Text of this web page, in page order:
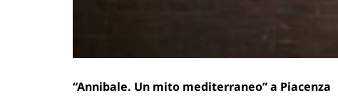
“Annibale. Un mito mediterraneo” a Piacenza